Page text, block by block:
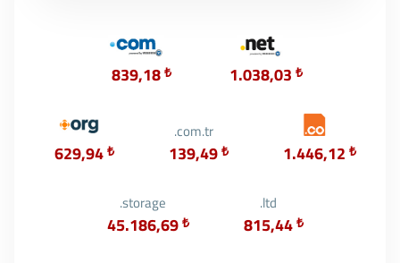
₺
839,18 ₺
1.038,03
₺
629,94
.com.tr
₺
139,49 ₺
1.446,12
.storage
₺
45.186,69
.ltd
₺
815,44